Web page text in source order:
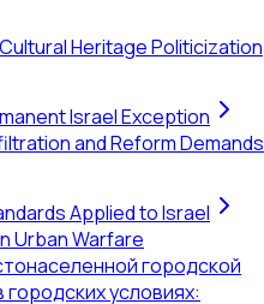
Heritage Politicization
Israel Exception
and Reform Demands
Applied to Israel
Urban Warfare
городской
условиях: